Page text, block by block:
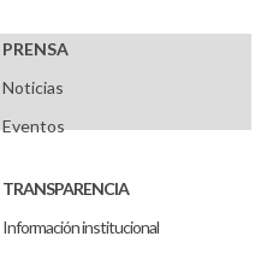
PRENSA
Noticias
Eventos
TRANSPARENCIA
Información institucional